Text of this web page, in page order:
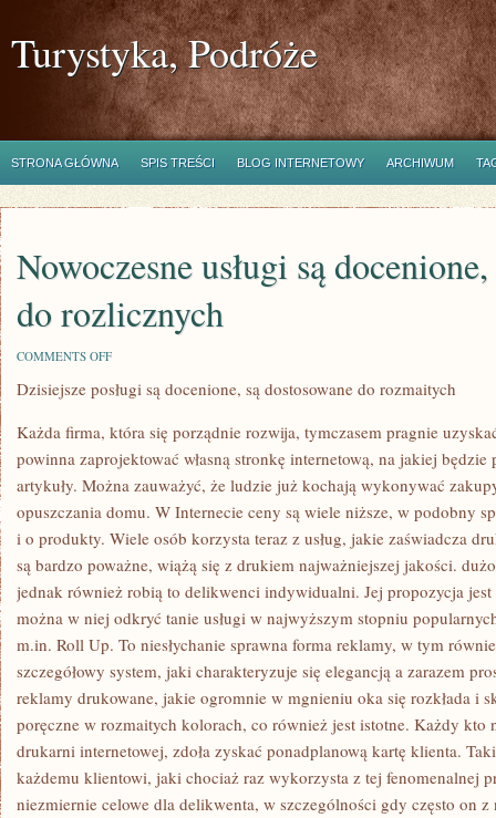
Turystyka, Podróże
STRONA GŁÓWNA SPIS TREŚCI BLOG INTERNETOWY ARCHIWUM
Nowoczesne usługi są
do rozlicznych
COMMENTS OFFON
USŁUGI
SĄ
DOSTROJONE
DO
ROZLICZNYCH
Dzisiejsze posługi są docenione, są dostosowane do rozmaitych
Każda firma, która się porządnie rozwija, tymczasem pragnie
powinna zaprojektować własną stronkę internetową, na jakiej będzie
artykuły. Można zauważyć, że ludzie już kochają wykonywać
opuszczania domu. W Internecie ceny są wiele niższe, w podobny
i o produkty. Wiele osób korzysta teraz z usług, jakie zaświadcza
są bardzo poważne, wiążą się z drukiem najważniejszej jakości.
jednak również robią to delikwenci indywidualni. Jej propozycja
można w niej odkryć tanie usługi w najwyższym stopniu
m.in. Roll Up. To niesłychanie sprawna forma reklamy, w tym
szczegółowy system, jaki charakteryzuje się elegancją a zarazem
reklamy drukowane, jakie ogromnie w mgnieniu oka się rozkłada i
poręczne w rozmaitych kolorach, co również jest istotne. Każdy kto
drukarni internetowej, zdoła zyskać ponadplanową kartę klienta.
każdemu klientowi, jaki chociaż raz wykorzysta z tej fenomenalnej
niezmiernie celowe dla delikwenta, w szczególności gdy często on